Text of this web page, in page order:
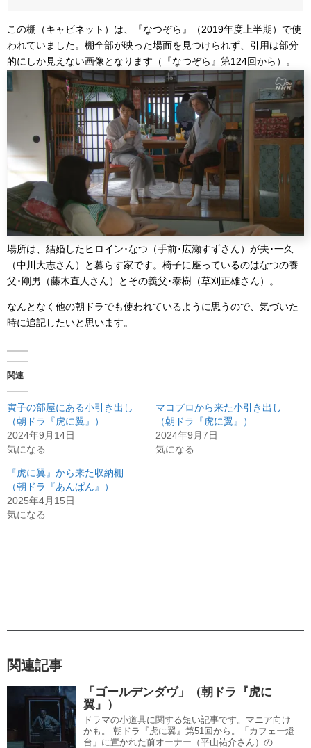
この棚（キャビネット）は、『なつぞら』（2019年度上半期）で使
われていました。棚全部が映った場面を見つけられず、引用は部分
的にしか見えない画像となります（『なつぞら』第124回から）。
場所は、結婚したヒロイン･なつ（手前･広瀬すずさん）が夫･一久
（中川大志さん）と暮らす家です。椅子に座っているのはなつの養
父･剛男（藤木直人さん）とその義父･泰樹（草刈正雄さん）。
なんとなく他の朝ドラでも使われているように思うので、気づいた
時に追記したいと思います。
関連
寅子の部屋にある小引き出し
（朝ドラ『虎に翼』）
2024年9月14日
気になる
マコプロから来た小引き出し
（朝ドラ『虎に翼』）
2024年9月7日
気になる
『虎に翼』から来た収納棚
（朝ドラ『あんぱん』）
2025年4月15日
気になる
関連記事
「ゴールデンダヴ」（朝ドラ『虎に
翼』）
ドラマの小道具に関する短い記事です。マニア向け
かも。 朝ドラ『虎に翼』第51回から。「カフェー燈
台」に置かれた前オーナー（平山祐介さん）の...